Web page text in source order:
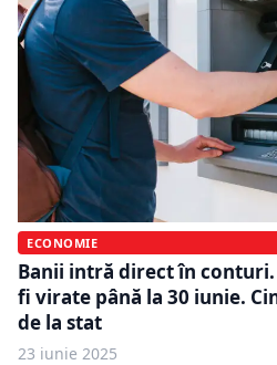
ECONOMIE
Banii intră direct în
fi virate până la 30 iunie.
de la stat
23 iunie 2025